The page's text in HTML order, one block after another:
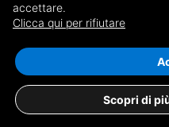
2 results for
Altavilla Monferrato
accettare.
Clicca qui per rifiutare
Scopri di